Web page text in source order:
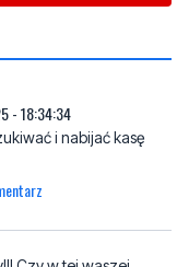
i mailowo:
18:34:34